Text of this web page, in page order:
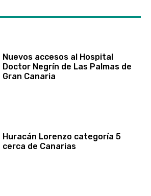
Nuevos accesos al Hospital
Doctor Negrín de Las Palmas de
Gran Canaria
Huracán Lorenzo categoría 5
cerca de Canarias